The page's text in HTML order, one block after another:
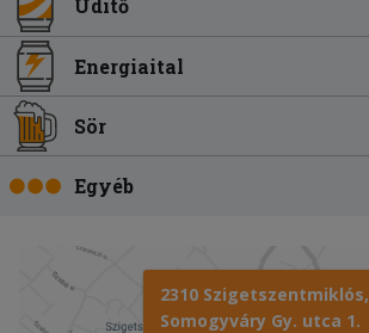
Üdítő
Energiaital
Sör
Egyéb
2310 Szigetszentmiklós,
Somogyváry Gy. utca 1.